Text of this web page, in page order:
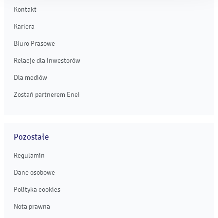
Kontakt
Kariera
Biuro Prasowe
Relacje dla inwestorów
Dla mediów
Zostań partnerem Enei
Pozostałe
Regulamin
Dane osobowe
Polityka cookies
Nota prawna